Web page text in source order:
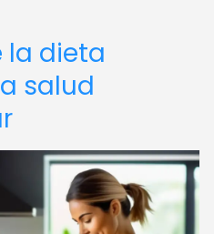
la dieta
salud